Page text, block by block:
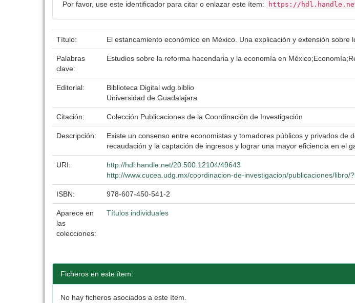
Por favor, use este identificador para citar o enlazar este ítem: https://
Título: El estancamiento económico en México. Una explicación y extensión
Palabras
clave:
Estudios sobre la reforma hacendaria y la economía en
Editorial:
Biblioteca Digital wdg.biblio
Universidad de Guadalajara
Citación: Colección Publicaciones de la Coordinación de Investigación
Descripción:
Existe un consenso entre economistas y tomadores públicos y privados
recaudación y la captación de ingresos y lograr una mayor eficiencia en el
URI:
http://hdl.handle.net/20.500.12104/49643
http://www.cucea.udg.mx/coordinacion-de-investigacion/publicaciones/libro/
ISBN: 978-607-450-541-2
Aparece en
las
colecciones:
Títulos individuales
Ficheros en este ítem:
No hay ficheros asociados a este ítem.